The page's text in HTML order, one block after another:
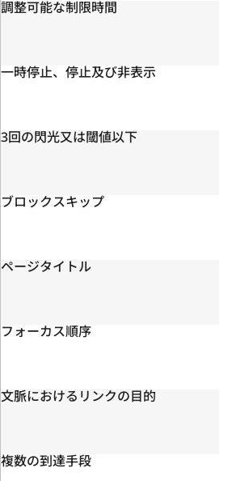
調整可能な制限時間
一時停止、停止及び非表示
3回の閃光又は閾値以下
ブロックスキップ
ページタイトル
フォーカス順序
文脈におけるリンクの目的
複数の到達手段